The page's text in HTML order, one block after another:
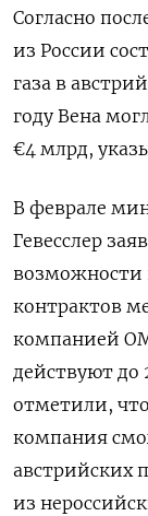
Согласно
из России
газа в
году Вена
€4 млрд,
В феврале
Гевесслер
возможности
контрактов
компанией
действуют до
отметили,
компания
австрийских
из